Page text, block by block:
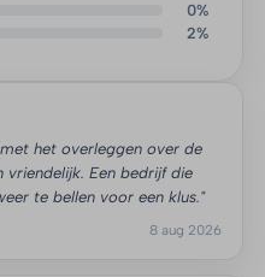
0%
2%
het overleggen over de
Een bedrijf die
te bellen voor een klus."
8 aug 2026